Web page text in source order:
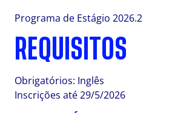
Programa de Estágio 2026.2
REQUISITOS
Obrigatórios: Inglês
Inscrições até 29/5/2026